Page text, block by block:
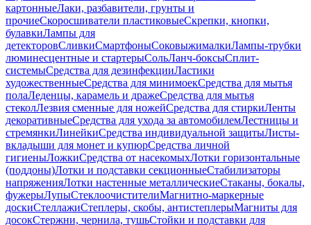
картонныеЛаки, разбавители, грунты и
прочиеСкоросшиватели пластиковыеСкрепки, кнопки,
булавкиЛампы для
детекторовСливкиСмартфоныСоковыжималкиЛампы-трубки
люминесцентные и стартерыСольЛанч-боксыСплит-
системыСредства для дезинфекцииЛастики
художественныеСредства для минимоекСредства для мытья
полаЛеденцы, карамель и дражеСредства для мытья
стеколЛезвия сменные для ножейСредства для стиркиЛенты
декоративныеСредства для ухода за автомобилемЛестницы и
стремянкиЛинейкиСредства индивидуальной защитыЛисты-
вкладыши для монет и купюрСредства личной
гигиеныЛожкиСредства от насекомыхЛотки горизонтальные
(поддоны)Лотки и подставки секционныеСтабилизаторы
напряженияЛотки настенные металлическиеСтаканы, бокалы,
фужерыЛупыСтеклоочистителиМагнитно-маркерные
доскиСтеллажиСтеплеры, скобы, антистеплерыМагниты для
досокСтержни, чернила, тушьСтойки и подставки для